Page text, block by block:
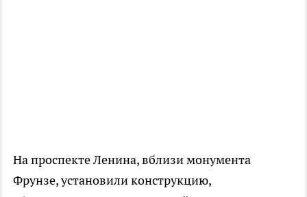
На проспекте Ленина, вблизи монумента
Фрунзе, установили конструкцию,